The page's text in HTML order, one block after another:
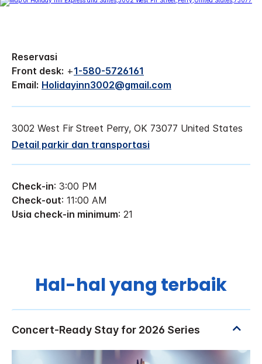
Reservasi
Front desk: +1-580-5726161
Email: Holidayinn3002@gmail.com
3002 West Fir Street Perry, OK 73077 United States
Detail parkir dan transportasi
Check-in: 3:00 PM
Check-out: 11:00 AM
Usia check-in minimum: 21
Hal-hal yang terbaik